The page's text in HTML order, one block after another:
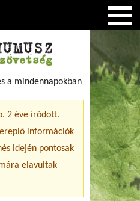
a mindennapokban
üzenet
2 éve íródott.
információk
idején pontosak
elavultak